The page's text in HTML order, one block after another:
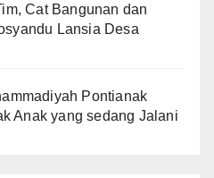
Cat Bangunan dan
Lansia Desa
Pontianak
Anak yang sedang Jalani